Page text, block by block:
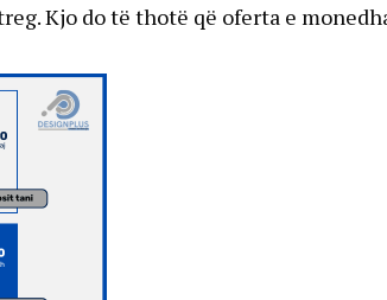
Kjo do të thotë që oferta e